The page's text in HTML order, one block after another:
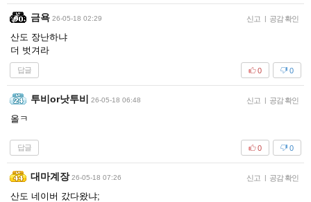
금욕 26-05-18 02:29 신고 | 공감 확인
산도 장난하냐
더 벗겨라
답글 0
0
투비or낫투비 26-05-18 06:48 신고 | 공감 확인
올ㅋ
답글 0
0
대마계장 26-05-18 07:26 신고 | 공감 확인
산도 네이버 갔다왔냐;